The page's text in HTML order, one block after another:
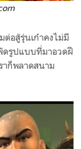
ต่อสู้รุ่นเก๋าคงไม่มี
ดรูปแบบที่มาอวดฝี
าก็พลาดสนาม